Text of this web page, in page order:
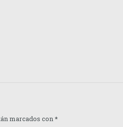
marcados con*